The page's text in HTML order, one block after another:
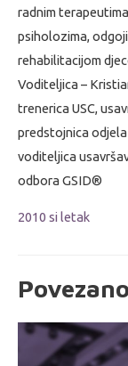
radnim
psiholozima,
rehabilitacijom
Voditeljica –
trenerica USC,
predstojnica
voditeljica
odbora GSID®
2010 si letak
Povezano